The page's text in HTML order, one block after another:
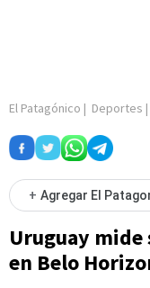
El Patagónico | Deportes |
+ Agregar El
Uruguay mide
en Belo